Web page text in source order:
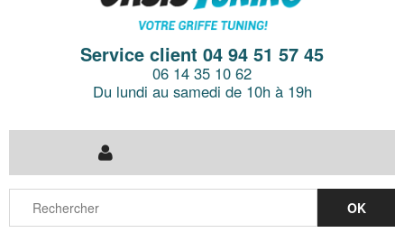
Service client 04 94 51 57 45
06 14 35 10 62
Du lundi au samedi de 10h à 19h